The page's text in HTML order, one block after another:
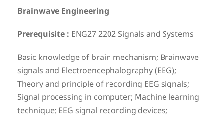
Brainwave Engineering
Prerequisite : ENG27 2202 Signals and Systems
Basic knowledge of brain mechanism; Brainwave
signals and Electroencephalography (EEG);
Theory and principle of recording EEG signals;
Signal processing in computer; Machine learning
technique; EEG signal recording devices;